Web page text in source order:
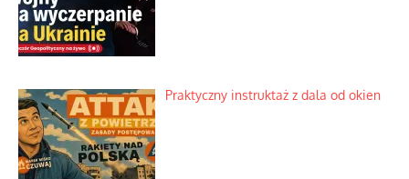
Praktyczny instruktaż z dala od okien